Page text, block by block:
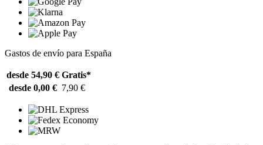
Gastos de envío para España
desde 54,90 € Gratis*
desde 0,00 € 7,90 €